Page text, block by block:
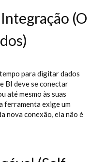
(O
para digitar dados
BI deve se conectar
até mesmo às suas
ferramenta exige um
nova conexão, ela não é